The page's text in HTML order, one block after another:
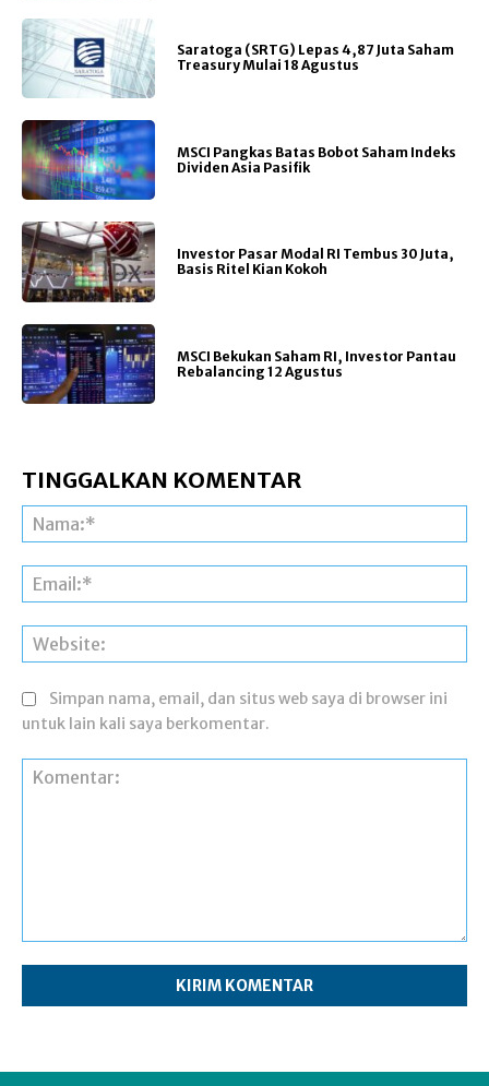
Saratoga (SRTG) Lepas 4,87 Juta Saham
Treasury Mulai 18 Agustus
MSCI Pangkas Batas Bobot Saham Indeks
Dividen Asia Pasifik
Investor Pasar Modal RI Tembus 30 Juta,
Basis Ritel Kian Kokoh
MSCI Bekukan Saham RI, Investor Pantau
Rebalancing 12 Agustus
TINGGALKAN KOMENTAR
Simpan nama, email, dan situs web saya di browser ini
untuk lain kali saya berkomentar.